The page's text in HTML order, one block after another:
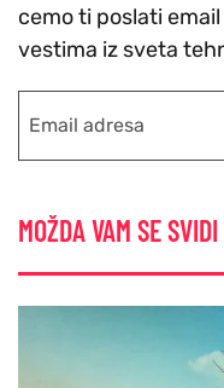
cemo ti poslati
vestima iz sveta
MOŽDA VAM SE SVIDI